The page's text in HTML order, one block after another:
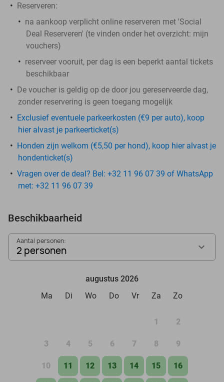
Reserveren:
na aankoop verplicht online reserveren met 'Social
Deal Reserveren' (te vinden onder het overzicht: mijn
vouchers)
reserveer vooruit, per dag is een beperkt aantal tickets
beschikbaar
De voucher is geldig op de door jou gereserveerde dag,
zonder reservering is geen toegang mogelijk
Exclusief eventuele parkeerkosten (€9 per auto), koop
hier alvast je parkeerticket(s)
Honden zijn welkom (€5,50 per hond), koop hier alvast je
hondenticket(s)
Vragen over de deal? Bel: +32 11 96 07 39 of WhatsApp
met: +32 11 96 07 39
Beschikbaarheid
Aantal personen:
2 personen
augustus 2026
Ma
Di Wo Do Vr Za Zo
1 2
3 4 5 6 7 8 9
10 11 12 13 14 15 16